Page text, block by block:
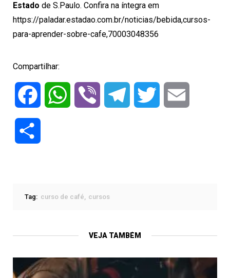
Estado de S.Paulo. Confira na íntegra em
https://paladar.estadao.com.br/noticias/bebida,cursos-
para-aprender-sobre-cafe,70003048356
Compartilhar:
Facebook WhatsApp Viber Telegram Twitter
Tag: curso de café cursos
VEJA TAMBÉM